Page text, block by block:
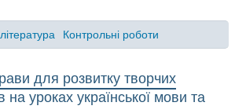
Контрольні роботи
для розвитку творчих
на уроках української мови та